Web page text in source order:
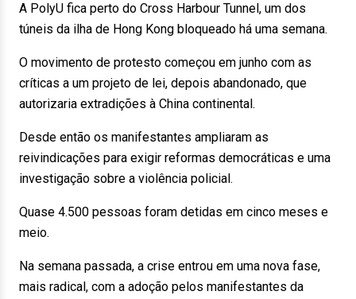
A PolyU fica perto do Cross Harbour Tunnel, um dos
túneis da ilha de Hong Kong bloqueado há uma semana.
O movimento de protesto começou em junho com as
críticas a um projeto de lei, depois abandonado, que
autorizaria extradições à China continental.
Desde então os manifestantes ampliaram as
reivindicações para exigir reformas democráticas e uma
investigação sobre a violência policial.
Quase 4.500 pessoas foram detidas em cinco meses e
meio.
Na semana passada, a crise entrou em uma nova fase,
mais radical, com a adoção pelos manifestantes da